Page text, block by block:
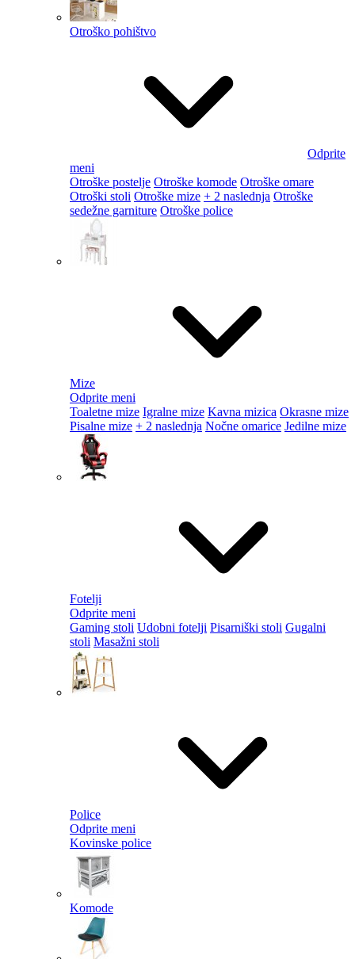
Otroško pohištvo
Odprite
meni
Otroške postelje Otroške komode Otroške omare
Otroški stoli Otroške mize + 2 naslednja Otroške
sedežne garniture Otroške police
Mize
Odprite meni
Toaletne mize Igralne mize Kavna mizica Okrasne mize
Pisalne mize + 2 naslednja Nočne omarice Jedilne mize
Fotelji
Odprite meni
Gaming stoli Udobni fotelji Pisarniški stoli Gugalni
stoli Masažni stoli
Police
Odprite meni
Kovinske police
Komode